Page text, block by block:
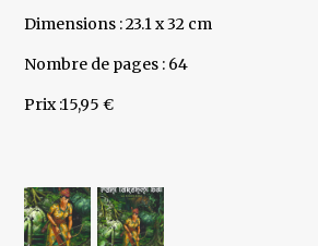
Dimensions : 23.1 x 32 cm
Nombre de pages : 64
Prix :15,95 €